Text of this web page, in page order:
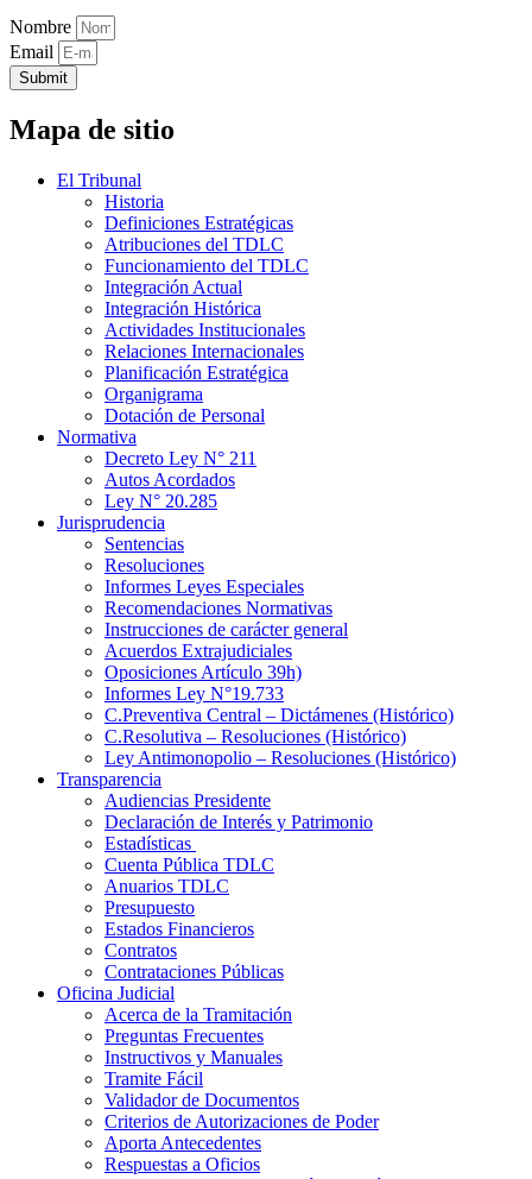
Nombre
Email
Submit
Mapa de sitio
El Tribunal
Historia
Definiciones Estratégicas
Atribuciones del TDLC
Funcionamiento del TDLC
Integración Actual
Integración Histórica
Actividades Institucionales
Relaciones Internacionales
Planificación Estratégica
Organigrama
Dotación de Personal
Normativa
Decreto Ley N° 211
Autos Acordados
Ley N° 20.285
Jurisprudencia
Sentencias
Resoluciones
Informes Leyes Especiales
Recomendaciones Normativas
Instrucciones de carácter general
Acuerdos Extrajudiciales
Oposiciones Artículo 39h)
Informes Ley N°19.733
C.Preventiva Central – Dictámenes (Histórico)
C.Resolutiva – Resoluciones (Histórico)
Ley Antimonopolio – Resoluciones (Histórico)
Transparencia
Audiencias Presidente
Declaración de Interés y Patrimonio
Estadísticas
Cuenta Pública TDLC
Anuarios TDLC
Presupuesto
Estados Financieros
Contratos
Contrataciones Públicas
Oficina Judicial
Acerca de la Tramitación
Preguntas Frecuentes
Instructivos y Manuales
Tramite Fácil
Validador de Documentos
Criterios de Autorizaciones de Poder
Aporta Antecedentes
Respuestas a Oficios